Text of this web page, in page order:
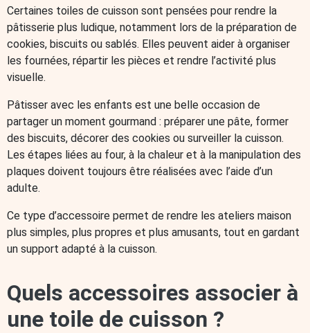
Certaines toiles de cuisson sont pensées pour rendre la
pâtisserie plus ludique, notamment lors de la préparation de
cookies, biscuits ou sablés. Elles peuvent aider à organiser
les fournées, répartir les pièces et rendre l’activité plus
visuelle.
Pâtisser avec les enfants est une belle occasion de
partager un moment gourmand : préparer une pâte, former
des biscuits, décorer des cookies ou surveiller la cuisson.
Les étapes liées au four, à la chaleur et à la manipulation des
plaques doivent toujours être réalisées avec l’aide d’un
adulte.
Ce type d’accessoire permet de rendre les ateliers maison
plus simples, plus propres et plus amusants, tout en gardant
un support adapté à la cuisson.
Quels accessoires associer à
une toile de cuisson ?